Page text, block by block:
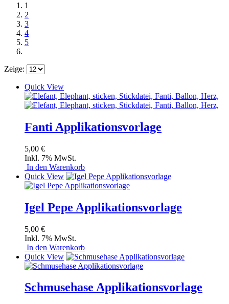
1
2
3
4
5
Zeige:
Quick View
Fanti Applikationsvorlage
5,00 €
Inkl. 7% MwSt.
In den Warenkorb
Quick View
Igel Pepe Applikationsvorlage
5,00 €
Inkl. 7% MwSt.
In den Warenkorb
Quick View
Schmusehase Applikationsvorlage